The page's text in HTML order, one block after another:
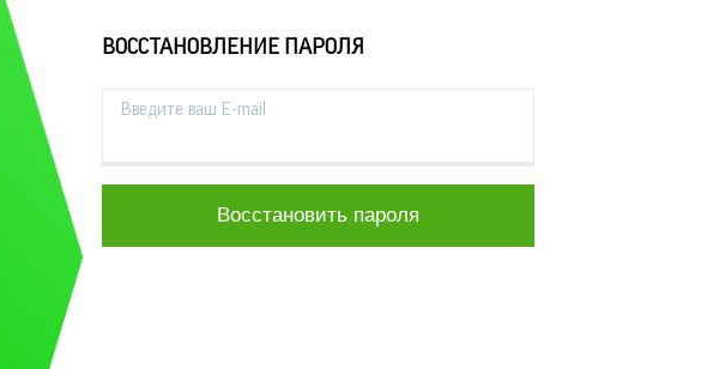
ВОССТАНОВЛЕНИЕ ПАРОЛЯ
Введите ваш E-mail